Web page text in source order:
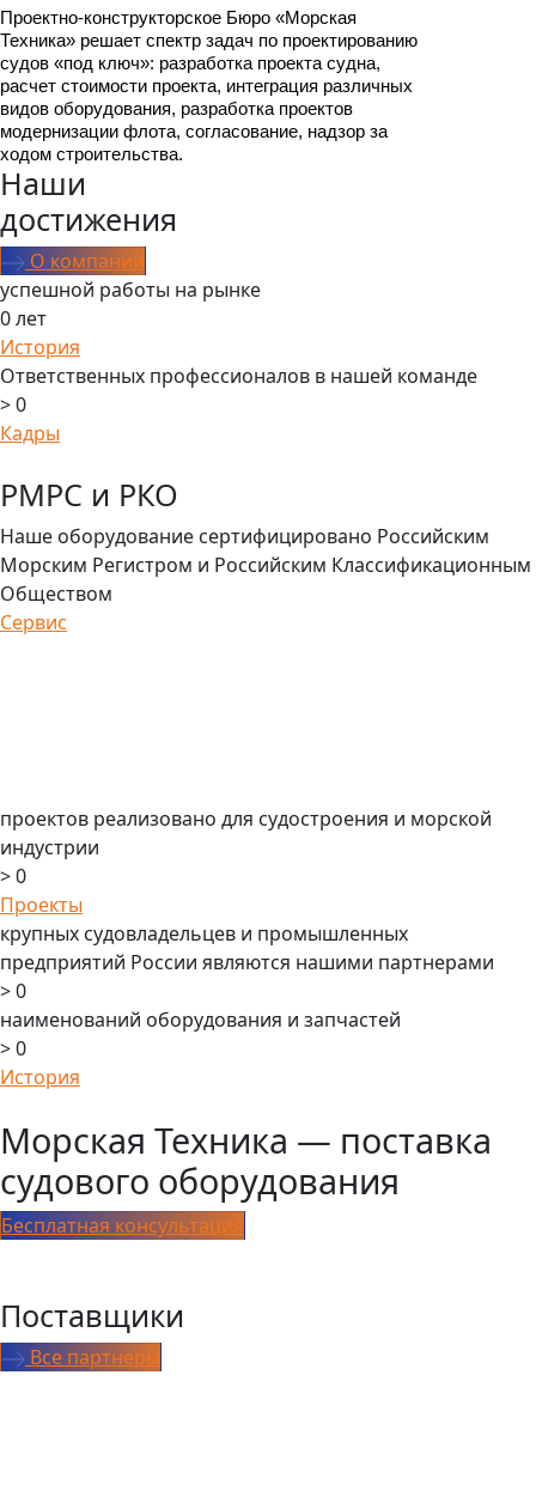
Проектно-конструкторское Бюро «Морская
Техника» решает спектр задач по проектированию
судов «под ключ»: разработка проекта судна,
расчет стоимости проекта, интеграция различных
видов оборудования, разработка проектов
модернизации флота, согласование, надзор за
ходом строительства.
Наши
достижения
О компании
успешной работы на рынке
0лет
История
Ответственных профессионалов в нашей команде
>0
Кадры
РМРС и РКО
Наше оборудование сертифицировано Российским
Морским Регистром и Российским Классификационным
Обществом
Сервис
проектов реализовано для судостроения и морской
индустрии
>0
Проекты
крупных судовладельцев и промышленных
предприятий России являются нашими партнерами
>0
наименований оборудования и запчастей
>0
История
Морская Техника — поставка
судового оборудования
Бесплатная консультация
Поставщики
Все партнеры